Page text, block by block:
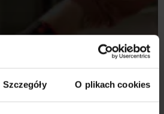
Szczegóły O plikach cookies